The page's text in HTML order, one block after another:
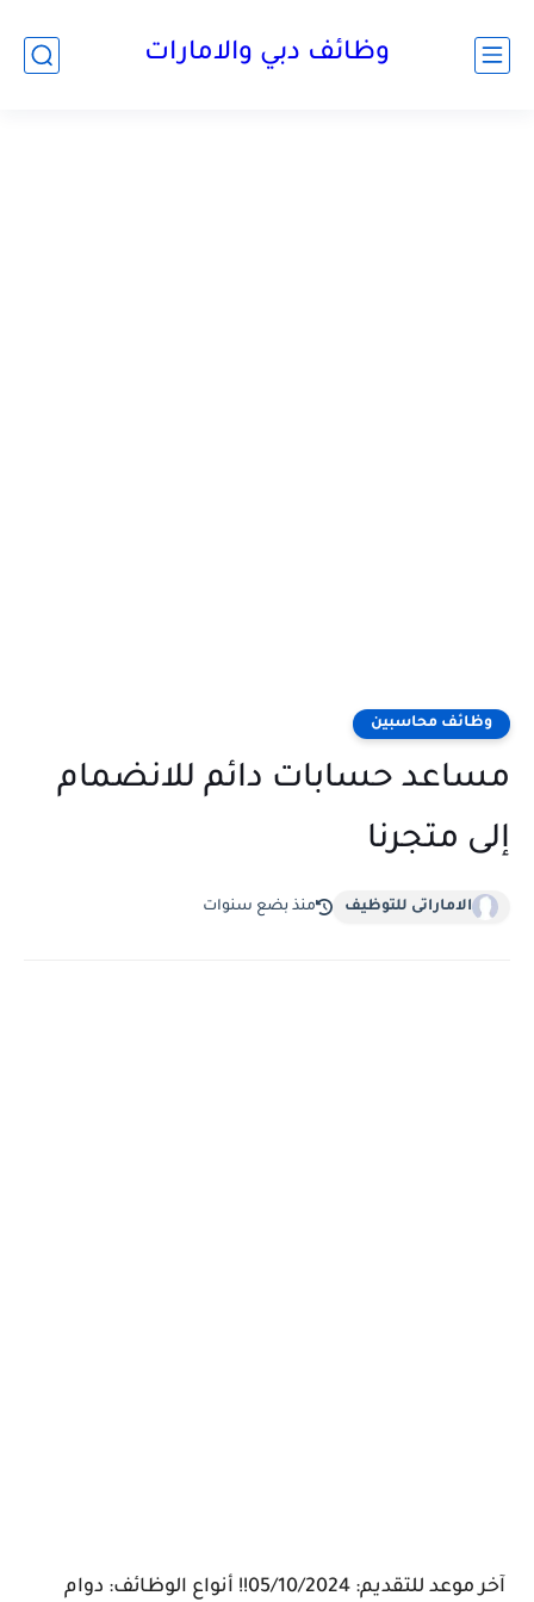
وظائف دبي والامارات
وظائف محاسبين
مساعد حسابات دائم للانضمام
إلى متجرنا
الاماراتى للتوظيف منذ بضع سنوات
آخر موعد للتقديم: 05/10/2024!! أنواع الوظائف: دوام